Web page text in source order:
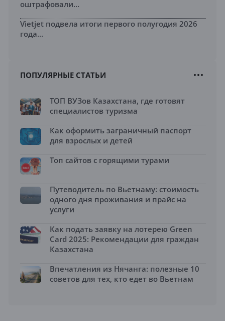
оштрафовали...
Vietjet подвела итоги первого полугодия 2026
года...
ПОПУЛЯРНЫЕ СТАТЬИ
ТОП ВУЗов Казахстана, где готовят
специалистов туризма
Как оформить заграничный паспорт
для взрослых и детей
Топ сайтов с горящими турами
Путеводитель по Вьетнаму: стоимость
одного дня проживания и прайс на
услуги
Как подать заявку на лотерею Green
Card 2025: Рекомендации для граждан
Казахстана
Впечатления из Нячанга: полезные 10
советов для тех, кто едет во Вьетнам